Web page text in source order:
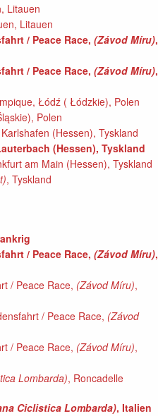
Litauen
Litauen
/ Peace Race, (Závod Míru),
/ Peace Race, (Závod Míru),
Łódź ( Łódzkie), Polen
Polen
(Hessen), Tyskland
(Hessen), Tyskland
am Main (Hessen), Tyskland
, Tyskland
/ Peace Race, (Závod Míru),
/ Peace Race, (Závod Míru),
/ Peace Race, (Závod
/ Peace Race, (Závod Míru),
Lombarda), Roncadelle
Ciclistica Lombarda), Italien